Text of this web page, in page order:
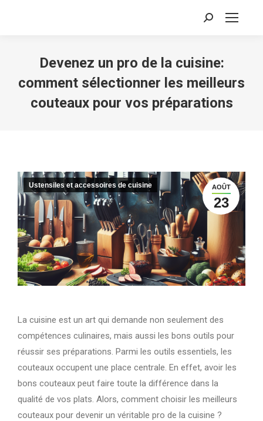
Recherche
Devenez un pro de la cuisine:
comment sélectionner les meilleurs
couteaux pour vos préparations
AOÛT
23
Ustensiles et accessoires de cuisine
La cuisine est un art qui demande non seulement des
compétences culinaires, mais aussi les bons outils pour
réussir ses préparations. Parmi les outils essentiels, les
couteaux occupent une place centrale. En effet, avoir les
bons couteaux peut faire toute la différence dans la
qualité de vos plats. Alors, comment choisir les meilleurs
couteaux pour devenir un véritable pro de la cuisine ?